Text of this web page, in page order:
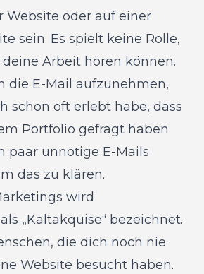
Website oder auf einer
sein. Es spielt keine Rolle,
Arbeit hören können.
die E-Mail aufzunehmen,
schon oft erlebt habe, dass
Portfolio gefragt haben
paar unnötige E-Mails
das zu klären.
wird
„Kaltakquise“ bezeichnet.
die dich noch nie
Website besucht haben.